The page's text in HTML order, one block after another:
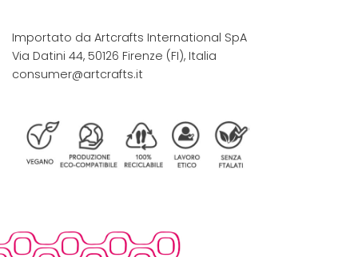
Importato da Artcrafts International SpA
Via Datini 44, 50126 Firenze (FI), Italia
consumer@artcrafts.it